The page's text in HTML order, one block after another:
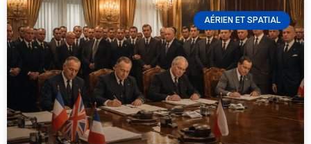
AÉRIEN ET SPATIAL